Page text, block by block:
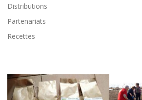
Distributions
Partenariats
Recettes